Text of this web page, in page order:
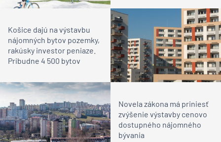
Košice dajú na výstavbu
nájomných bytov pozemky,
rakúsky investor peniaze.
Pribudne 4 500 bytov
Novela zákona má priniesť
zvýšenie výstavby cenovo
dostupného nájomného
bývania